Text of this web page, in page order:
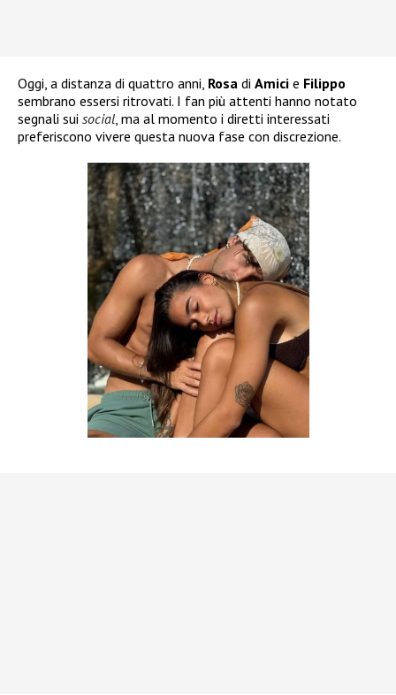
Oggi, a distanza di quattro anni, Rosa di Amici e Filippo
sembrano essersi ritrovati. I fan più attenti hanno notato
segnali sui social , ma al momento i diretti interessati
preferiscono vivere questa nuova fase con discrezione.